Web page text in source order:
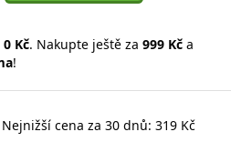
0 Kč. Nakupte ještě za 999 Kč a
!
Nejnižší cena za 30 dnů: 319 Kč